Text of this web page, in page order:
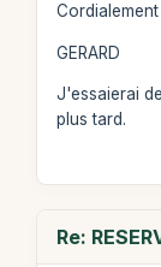
Cordialement
GERARD
J'essaierai
plus tard.
Re: